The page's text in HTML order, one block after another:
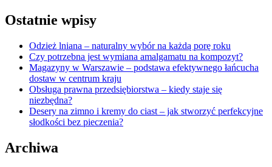
Ostatnie wpisy
Odzież lniana – naturalny wybór na każdą porę roku
Czy potrzebna jest wymiana amalgamatu na kompozyt?
Magazyny w Warszawie – podstawa efektywnego łańcucha
dostaw w centrum kraju
Obsługa prawna przedsiębiorstwa – kiedy staje się
niezbędna?
Desery na zimno i kremy do ciast – jak stworzyć perfekcyjne
słodkości bez pieczenia?
Archiwa